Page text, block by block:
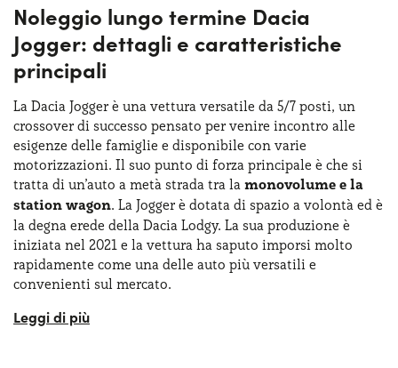
Noleggio lungo termine Dacia
Jogger: dettagli e caratteristiche
principali
La Dacia Jogger è una vettura versatile da 5/7 posti, un
crossover di successo pensato per venire incontro alle
esigenze delle famiglie e disponibile con varie
motorizzazioni. Il suo punto di forza principale è che si
tratta di un’auto a metà strada tra la monovolume e la
station wagon. La Jogger è dotata di spazio a volontà ed è
la degna erede della Dacia Lodgy. La sua produzione è
iniziata nel 2021 e la vettura ha saputo imporsi molto
rapidamente come una delle auto più versatili e
convenienti sul mercato.
Richiedendo una Dacia Jogger noleggio lungo termine sarà